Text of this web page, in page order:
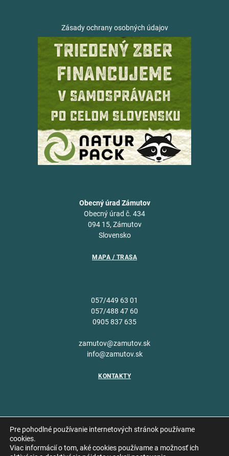
Zásady ochrany osobných údajov
Obecný úrad Zámutov
Obecný úrad č. 434
094 15, Zámutov
Slovensko
MAPA / TRASA
057/449 63 01
057/488 47 60
0905 837 635
zamutov@zamutov.sk
info@zamutov.sk
KONTAKTY
Copyright © 2026 Obec
Pre pohodlné používanie internetových stránok používame
cookies.
Viac informácií o tom, aké cookies používame a možnosť ich